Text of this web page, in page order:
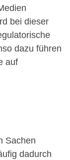
bei dieser
dazu führen
auf
Sachen
dadurch